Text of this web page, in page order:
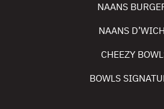
NAANS
NAANS
CHEEZY
BOWLS